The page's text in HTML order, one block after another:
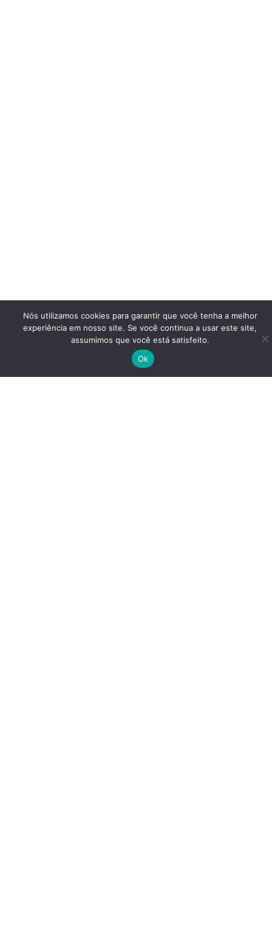
Nós utilizamos cookies para garantir que você tenha a melhor
experiência em nosso site. Se você continua a usar este site,
assumimos que você está satisfeito.
Ok